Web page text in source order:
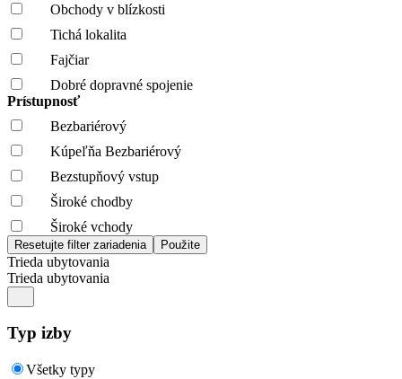
Obchody v blízkosti
Tichá lokalita
Fajčiar
Dobré dopravné spojenie
Prístupnosť
Bezbariérový
Kúpeľňa Bezbariérový
Bezstupňový vstup
Široké chodby
Široké vchody
Trieda ubytovania
Trieda ubytovania
Typ izby
Všetky typy